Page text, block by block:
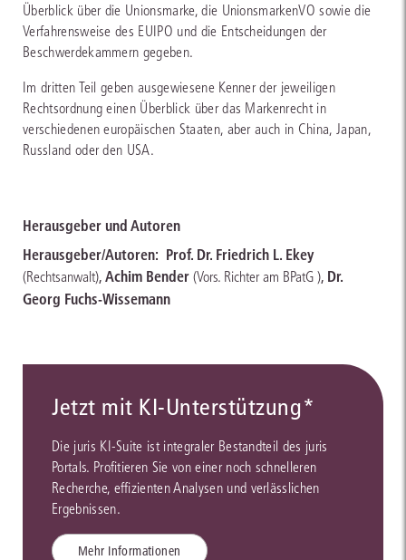
Überblick über die Unionsmarke, die UnionsmarkenVO sowie die
Verfahrensweise des EUIPO und die Entscheidungen der
Beschwerdekammern gegeben.
Im dritten Teil geben ausgewiesene Kenner der jeweiligen
Rechtsordnung einen Überblick über das Markenrecht in
verschiedenen europäischen Staaten, aber auch in China, Japan,
Russland oder den USA.
Herausgeber und Autoren
Herausgeber/Autoren: Prof. Dr. Friedrich L. Ekey
(Rechtsanwalt), Achim Bender (Vors. Richter am BPatG ), Dr.
Georg Fuchs-Wissemann
Jetzt mit KI-Unterstützung*
Die juris KI-Suite ist integraler Bestandteil des juris
Portals. Profitieren Sie von einer noch schnelleren
Recherche, effizienten Analysen und verlässlichen
Ergebnissen.
Mehr Informationen